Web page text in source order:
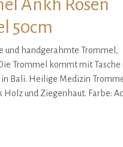
Ankh Rosen
50cm
und handgerahmte Trommel,
Trommel kommt mit Tasche
Bali. Heilige Medizin
und Ziegenhaut. Farbe: